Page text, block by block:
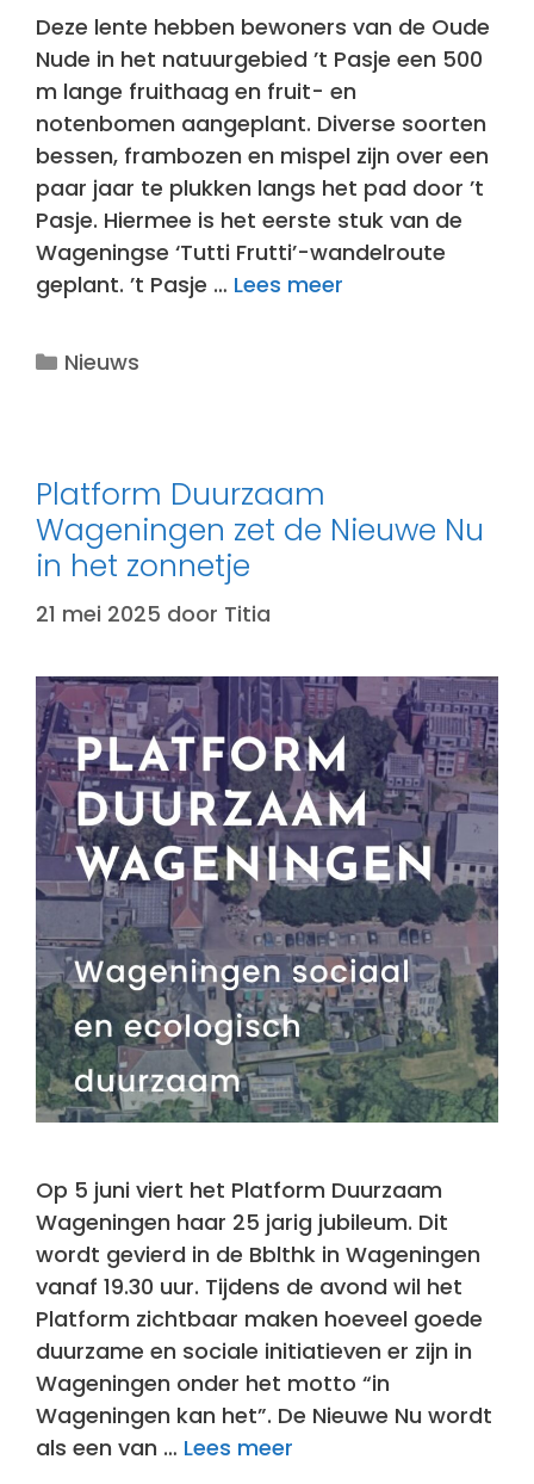
Deze lente hebben bewoners van de Oude
Nude in het natuurgebied ’t Pasje een 500
m lange fruithaag en fruit- en
notenbomen aangeplant. Diverse soorten
bessen, frambozen en mispel zijn over een
paar jaar te plukken langs het pad door ’t
Pasje. Hiermee is het eerste stuk van de
Wageningse ‘Tutti Frutti’-wandelroute
geplant. ’t Pasje … Lees meer
Categorieën
Nieuws
Platform Duurzaam
Wageningen zet de Nieuwe Nu
in het zonnetje
21 mei 2025 door Titia
Op 5 juni viert het Platform Duurzaam
Wageningen haar 25 jarig jubileum. Dit
wordt gevierd in de Bblthk in Wageningen
vanaf 19.30 uur. Tijdens de avond wil het
Platform zichtbaar maken hoeveel goede
duurzame en sociale initiatieven er zijn in
Wageningen onder het motto “in
Wageningen kan het”. De Nieuwe Nu wordt
als een van … Lees meer